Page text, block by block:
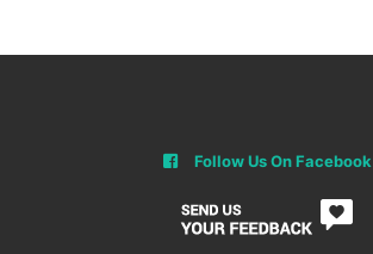
Follow Us On Facebook